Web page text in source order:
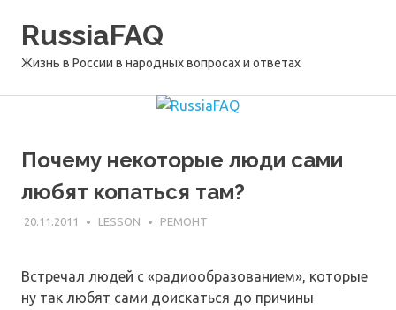
RussiaFAQ
Жизнь в России в народных вопросах и ответах
Почему некоторые люди сами
любят копаться там?
20.11.2011 LESSON РЕМОНТ
Встречал людей с «радиообразованием», которые
ну так любят сами доискаться до причины